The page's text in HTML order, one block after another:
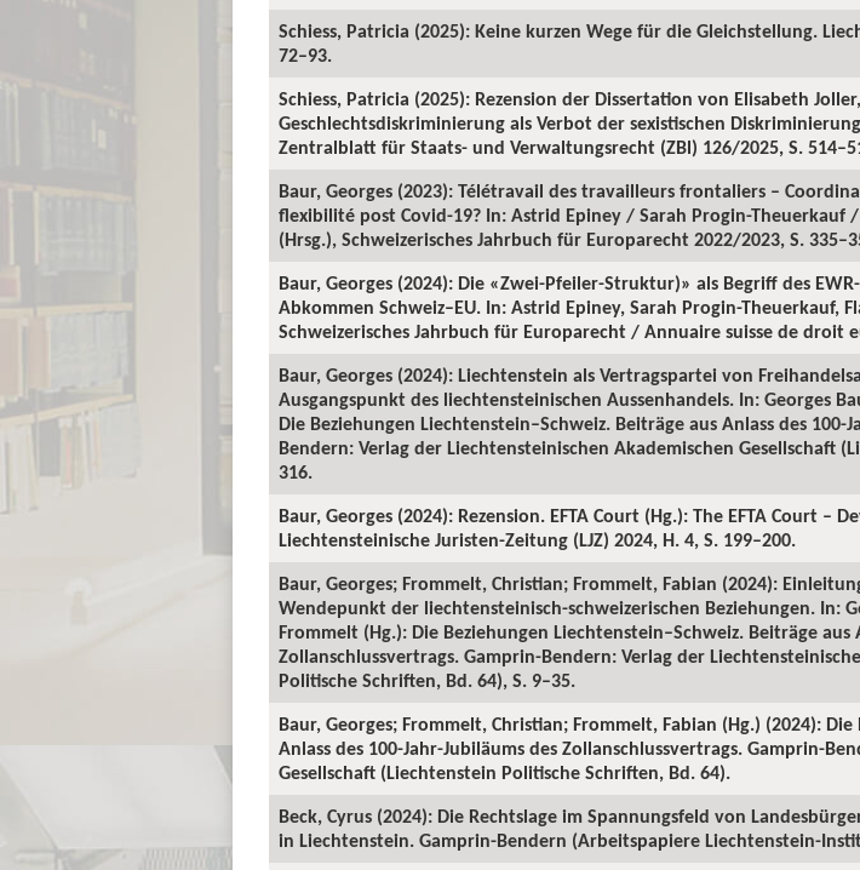
Schiess, Patricia (2025): Keine kurzen Wege für die Gleichstellung.
72–93.
Schiess, Patricia (2025): Rezension der Dissertation von Elisabeth
Geschlechtsdiskriminierung als Verbot der sexistischen
Zentralblatt für Staats- und Verwaltungsrecht (ZBl) 126/2025, S.
Baur, Georges (2023): Télétravail des travailleurs frontaliers –
flexibilité post Covid-19? In: Astrid Epiney / Sarah Progin-Theuerkauf
(Hrsg.), Schweizerisches Jahrbuch für Europarecht 2022/2023, S.
Baur, Georges (2024): Die «Zwei-Pfeiler-Struktur)» als Begriff des
Abkommen Schweiz–EU. In: Astrid Epiney, Sarah Progin-Theuerkauf,
Schweizerisches Jahrbuch für Europarecht / Annuaire suisse de droit
Baur, Georges (2024): Liechtenstein als Vertragspartei von
Ausgangspunkt des liechtensteinischen Aussenhandels. In: Georges
Die Beziehungen Liechtenstein–Schweiz. Beiträge aus Anlass des
Bendern: Verlag der Liechtensteinischen Akademischen Gesellschaft
316.
Baur, Georges (2024): Rezension. EFTA Court (Hg.): The EFTA Court –
Liechtensteinische Juristen-Zeitung (LJZ) 2024, H. 4, S. 199–200.
Baur, Georges; Frommelt, Christian; Frommelt, Fabian (2024):
Wendepunkt der liechtensteinisch-schweizerischen Beziehungen. In:
Frommelt (Hg.): Die Beziehungen Liechtenstein–Schweiz. Beiträge aus
Zollanschlussvertrags. Gamprin-Bendern: Verlag der
Politische Schriften, Bd. 64), S. 9–35.
Baur, Georges; Frommelt, Christian; Frommelt, Fabian (Hg.) (2024):
Anlass des 100-Jahr-Jubiläums des Zollanschlussvertrags. Gamprin-
Gesellschaft (Liechtenstein Politische Schriften, Bd. 64).
Beck, Cyrus (2024): Die Rechtslage im Spannungsfeld von
in Liechtenstein. Gamprin-Bendern (Arbeitspapiere Liechtenstein-